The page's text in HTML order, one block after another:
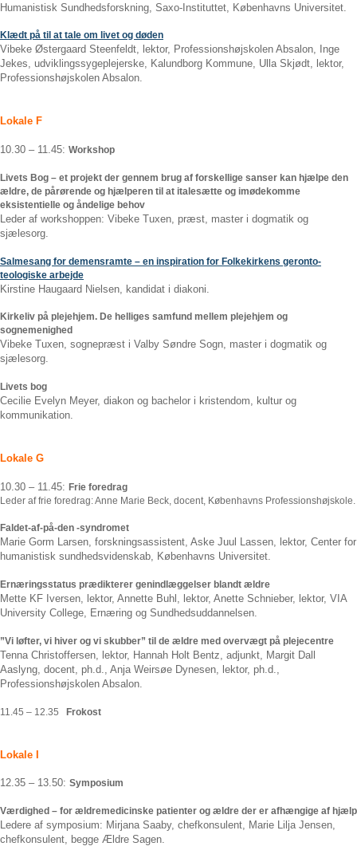
Huma­nistisk Sundhedsforskning, Saxo-Instituttet, Københavns Universitet.
Klædt på til at tale om livet og døden
Vibeke Østergaard Steenfeldt, lektor, Professionshøjskolen Absalon, Inge
Jekes, udviklingssygeplejerske, Kalundborg Kommune, Ulla Skjødt, lektor,
Professionshøjskolen Absalon.
Lokale F
10.30 – 11.45: Workshop
Livets Bog – et projekt der gennem brug af forskellige sanser kan hjælpe den
ældre, de pårørende og hjælperen til at italesætte og imødekomme
eksistentielle og åndelige behov
Leder af workshoppen: Vibeke Tuxen, præst, master i dogmatik og
sjælesorg.
Salmesang for demensramte – en inspiration for Folkekirkens geronto-
teologiske arbejde
Kirstine Haugaard Nielsen, kandidat i diakoni.
Kirkeliv på plejehjem. De helliges samfund mellem plejehjem og
sognemenighed
Vibeke Tuxen, sognepræst i Valby Søndre Sogn, master i dogmatik og
sjælesorg.
Livets bog
Cecilie Evelyn Meyer, diakon og bachelor i kristendom, kultur og
kommunikation.
Lokale G
10.30 – 11.45: Frie foredrag
Leder af frie foredrag: Anne Marie Beck, docent, Københavns Professionshøjskole.
Faldet-af-på-den -syndromet
Marie Gorm Larsen, forskningsassistent, Aske Juul Lassen, lektor, Center for
humanistisk sundhedsvidenskab, Københavns Universitet.
Ernæringsstatus prædikterer genindlæggelser blandt ældre
Mette KF Iversen, lektor, Annette Buhl, lektor, Anette Schnieber, lektor, VIA
University College, Ernæring og Sundhedsuddannelsen.
”Vi løfter, vi hiver og vi skubber” til de ældre med overvægt på plejecentre
Tenna Christoffersen, lektor, Hannah Holt Bentz, adjunkt, Margit Dall
Aaslyng, docent, ph.d., Anja Weirsøe Dynesen, lektor, ph.d.,
Professionshøjskolen Absalon.
11.45 – 12.35 Frokost
Lokale I
12.35 – 13.50: Symposium
Værdighed – for ældremedicinske patienter og ældre der er afhængige af hjælp
Ledere af symposium: Mirjana Saaby, chefkonsulent, Marie Lilja Jensen,
chefkonsulent, begge Ældre Sagen.